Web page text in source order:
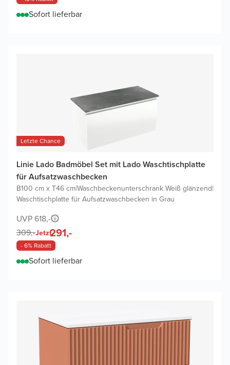
Sofort lieferbar
Letzte Chance
Linie Lado Badmöbel Set mit Lado Waschtischplatte
für Aufsatzwaschbecken
B100 cm x T46 cm|Waschbeckenunterschrank Weiß glänzend|
Waschtischplatte für Aufsatzwaschbecken in Grau
UVP 618,-
309,-Jetzt291,-
- 6% Rabatt
Sofort lieferbar